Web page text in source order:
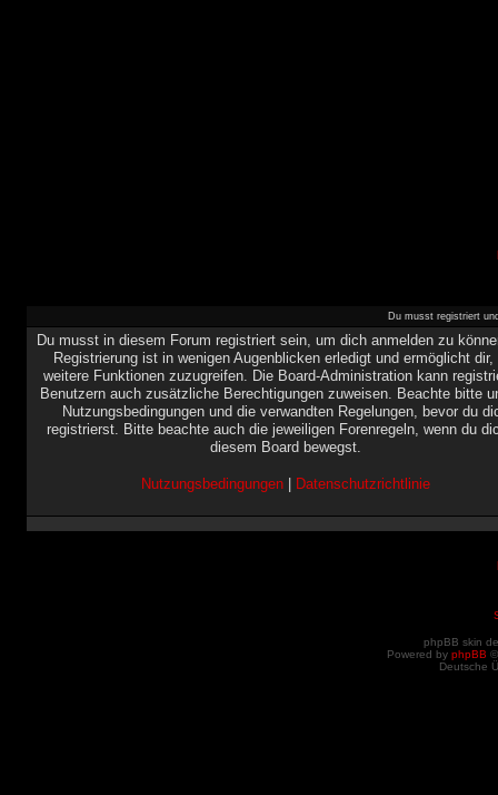
Du musst registriert
Du musst in diesem Forum registriert sein, um dich anmelden zu
Registrierung ist in wenigen Augenblicken erledigt und ermöglicht dir,
weitere Funktionen zuzugreifen. Die Board-Administration kann
Benutzern auch zusätzliche Berechtigungen zuweisen. Beachte bitte
Nutzungsbedingungen und die verwandten Regelungen, bevor du
registrierst. Bitte beachte auch die jeweiligen Forenregeln, wenn du
diesem Board bewegst.
Nutzungsbedingungen| Datenschutzrichtlinie
phpBB skin
Powered by phpBB
Deutsche